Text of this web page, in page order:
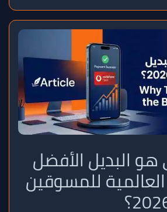
هو البديل الأفضل
للمسوقين